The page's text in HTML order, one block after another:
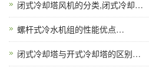
闭式冷却塔风机的分类,闭式冷却…
螺杆式冷水机组的性能优点…
闭式冷却塔与开式冷却塔的区别…